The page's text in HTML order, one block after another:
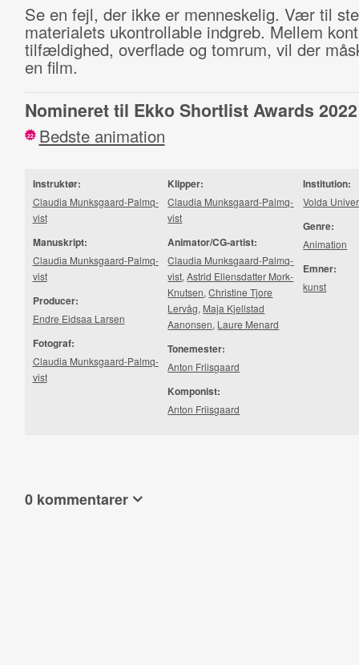
Se en fejl, der ikke er menneskelig. Vær til
materialets ukontrollable indgreb. Mellem
tilfældighed, overflade og tomrum, vil der
en film.
Nomineret til Ekko Shortlist Awards 2022
22 Bedste animation
Instruktør:
Claudia Munks­gaard-​Palmq­
vist
Manuskript:
Claudia Munks­gaard-​Palmq­
vist
Producer:
Endre Eidsaa Larsen
Fotograf:
Claudia Munks­gaard-​Palmq­
vist
Klipper:
Claudia Munks­gaard-​Palmq­
vist
Animator/CG-artist:
Claudia Munks­gaard-​Palmq­
vist,Astrid Ellensdatter Mork-
Knutsen,Christine Tjore
Lervåg, Maja Kjellstad
Aanonsen, Laure Menard
Tonemester:
Anton Friisgaard
Komponist:
Anton Friisgaard
Institution:
Volda
Genre:
Animation
Emner:
kunst
0 kommentarer